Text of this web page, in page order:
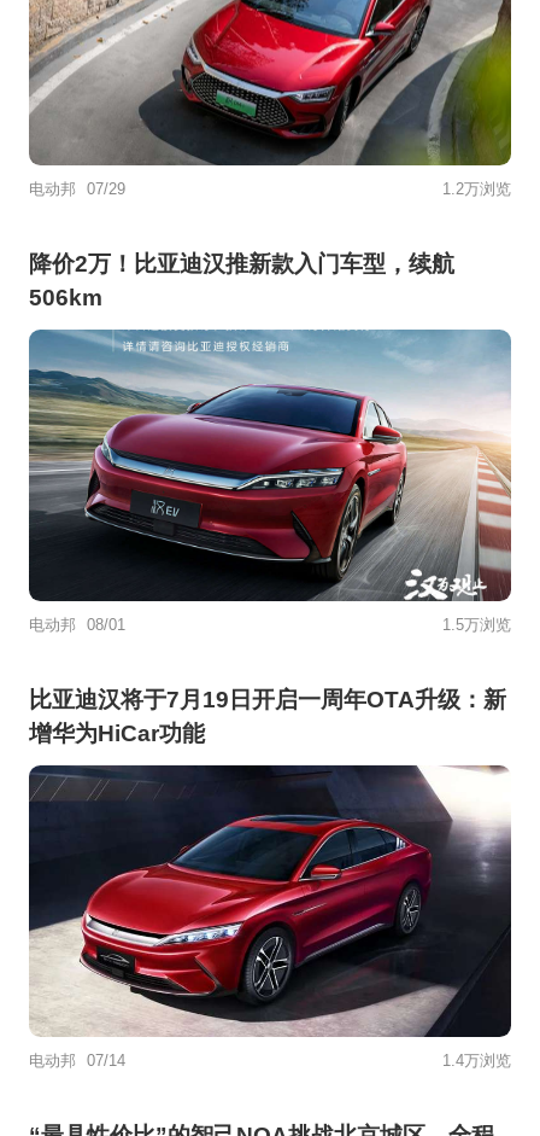
电动邦 07/29 1.2万浏览
降价2万！比亚迪汉推新款入门车型，续航
506km
电动邦 08/01 1.5万浏览
比亚迪汉将于7月19日开启一周年OTA升级：新
增华为HiCar功能
电动邦 07/14 1.4万浏览